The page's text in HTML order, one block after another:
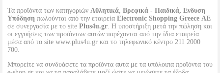
Τα προϊόντα των κατηγοριών Αθλητικά, Βρεφικά - Παιδικά, Ενδυση
Υπόδηση πωλούνται από την εταιρεία Electronic Shopping Greece ΑΕ
σε συνεργασία με το site Plus4u.gr. Η υποστήριξη μετά την πώληση και
οι εγγυήσεις των προϊόντων αυτών παρέχονται από την ίδια εταιρεία
μέσα από το site www.plus4u.gr και το τηλεφωνικό κέντρο 211 2000
700.
Μπορείτε να συνδυάσετε τα προϊόντα αυτά με τα υπόλοιπα προϊόντα του